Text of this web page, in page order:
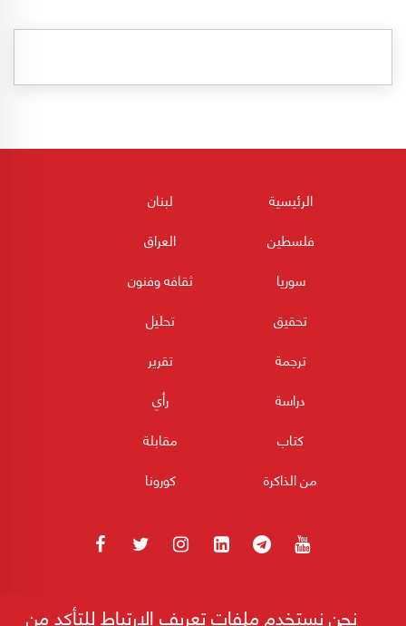
الرئيسية
لبنان
فلسطين
العراق
سوريا
ثقافه وفنون
تحقيق
تحليل
ترجمة
تقرير
دراسة
رأي
كتاب
مقابلة
من الذاكرة
كورونا
نحن نستخدم ملفات تعريف الارتباط للتأكد من